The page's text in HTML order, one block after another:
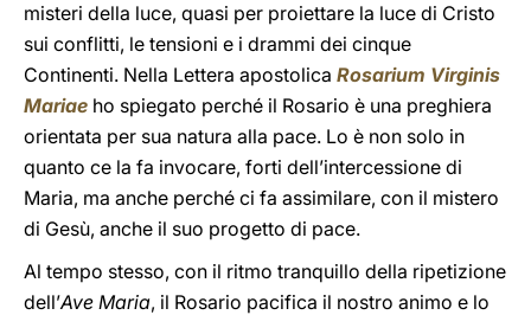
misteri della luce, quasi per proiettare la luce di Cristo
sui conflitti, le tensioni e i drammi dei cinque
Continenti. Nella Lettera apostolica Rosarium Virginis
Mariae ho spiegato perché il Rosario è una preghiera
orientata per sua natura alla pace. Lo è non solo in
quanto ce la fa invocare, forti dell’intercessione di
Maria, ma anche perché ci fa assimilare, con il mistero
di Gesù, anche il suo progetto di pace.
Al tempo stesso, con il ritmo tranquillo della ripetizione
dell’Ave Maria, il Rosario pacifica il nostro animo e lo